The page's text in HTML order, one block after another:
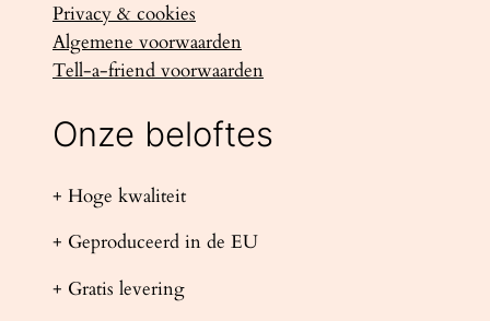
Privacy & cookies
Algemene voorwaarden
Tell-a-friend voorwaarden
Onze beloftes
+ Hoge kwaliteit
+ Geproduceerd in de EU
+ Gratis levering